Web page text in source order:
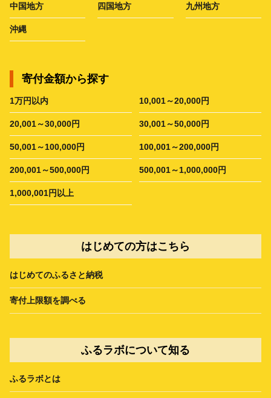
中国地方 四国地方 九州地方
沖縄
寄付金額から探す
1万円以内 10,001～20,000円
20,001～30,000円 30,001～50,000円
50,001～100,000円 100,001～200,000円
200,001～500,000円 500,001～1,000,000円
1,000,001円以上
はじめての方はこちら
はじめてのふるさと納税
寄付上限額を調べる
ふるラボについて知る
ふるラボとは